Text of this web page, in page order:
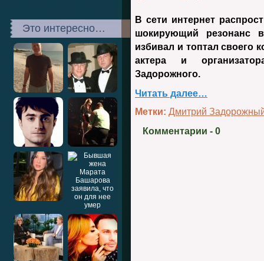
Это интересно…
В сети интернет
шокирующий резонанс
избивал и топтал своего
актера и
Задорожного.
Читать далее…
Метки: Дмитрий
Комментарии - 0